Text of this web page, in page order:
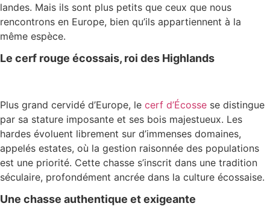
landes. Mais ils sont plus petits que ceux que nous
rencontrons en Europe, bien qu’ils appartiennent à la
même espèce.
Le cerf rouge écossais, roi des Highlands
Plus grand cervidé d’Europe, le cerf d’Écosse se distingue
par sa stature imposante et ses bois majestueux. Les
hardes évoluent librement sur d’immenses domaines,
appelés estates, où la gestion raisonnée des populations
est une priorité. Cette chasse s’inscrit dans une tradition
séculaire, profondément ancrée dans la culture écossaise.
Une chasse authentique et exigeante